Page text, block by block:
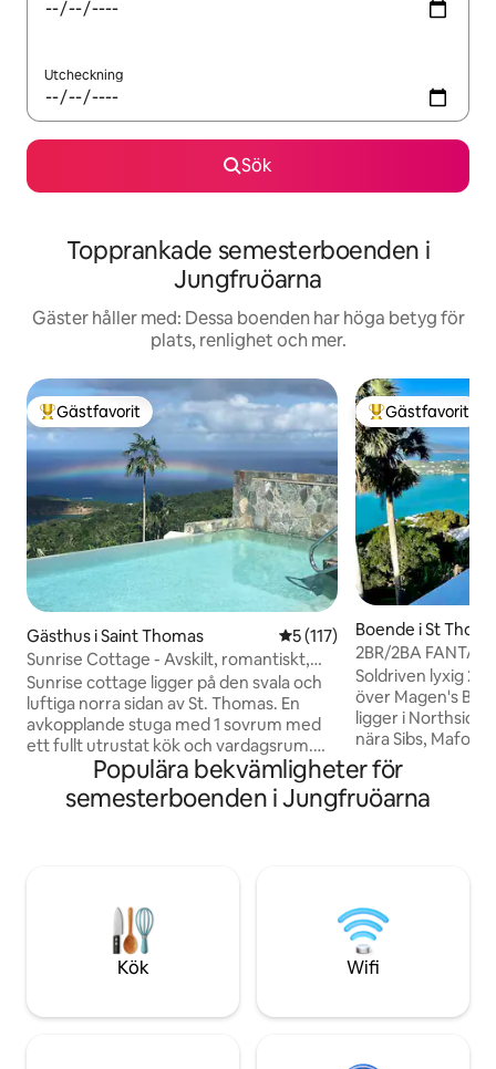
Utcheckning
Sök
Topprankade semesterboenden i
Jungfruöarna
Gäster håller med: Dessa boenden har höga betyg för
plats, renlighet och mer.
Populär gästfavorit
Gästfavorit
Gästhus i Saint Thomas 5 av 5 i genomsnittligt
5 (117)
Sunrise Cottage - Avskilt, romantiskt,
privat
Sunrise cottage ligger på den svala och
luftiga norra sidan av St. Thomas. En
avkopplande stuga med 1 sovrum med
ett fullt utrustat kök och vardagsrum.
Du kan njuta av solen på soldäcket eller
hänga i din privata pool, samtidigt som
du uppskattar den fantastiska utsikten
med 2 hundar och denna stuga är
endast för vuxna 18 år eller äldre.
Populär
Gästfavorit
Boende i St
2BR/2BA
Soldriven lyxig
över Magen's
ligger i Northside
nära Sibs, Mafolie
Mountaintop.
en bil och lev
bilresa till
också. 1
för upp till 6
parkering.
Populära bekvämligheter för
semesterboenden i Jungfruöarna
Kök Wifi